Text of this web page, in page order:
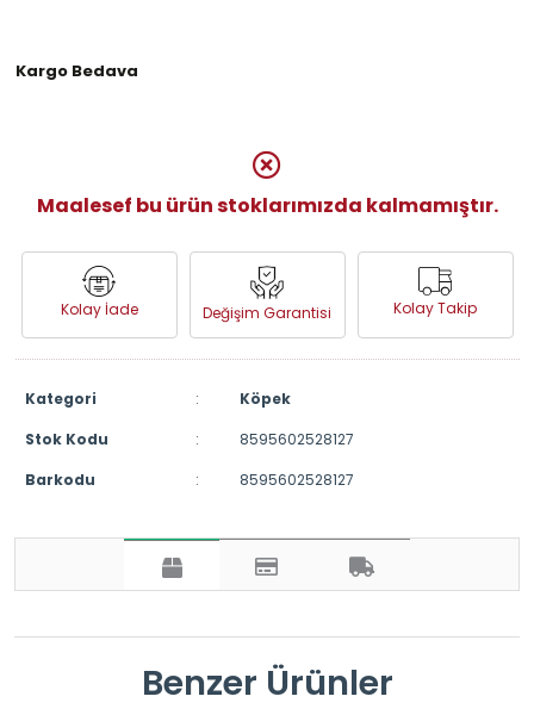
Kargo Bedava
Maalesef bu ürün stoklarımızda kalmamıştır.
Kolay İade Değişim Garantisi Kolay Takip
Kategori :
Köpek
Stok Kodu
:
8595602528127
Barkodu
: 8595602528127
Benzer Ürünler